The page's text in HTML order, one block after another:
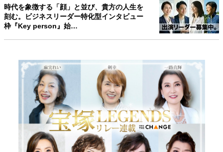
時代を象徴する「顔」と並び、貴方の人生を
刻む。ビジネスリーダー特化型インタビュー
枠『Key person』始…